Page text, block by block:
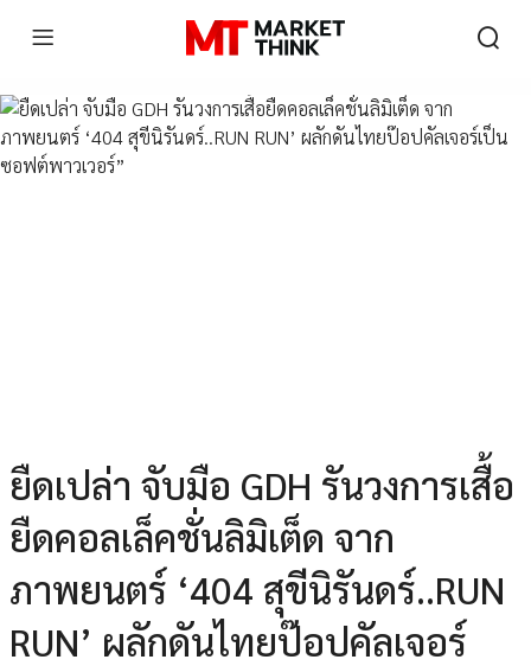
ยืดเปล่า จับมือ GDH รันวงการเสื้อ
ยืดคอลเล็คชั่นลิมิเต็ด จาก
ภาพยนตร์ ‘404 สุขีนิรันดร์..RUN
RUN’ ผลักดันไทยป๊อปคัลเจอร์